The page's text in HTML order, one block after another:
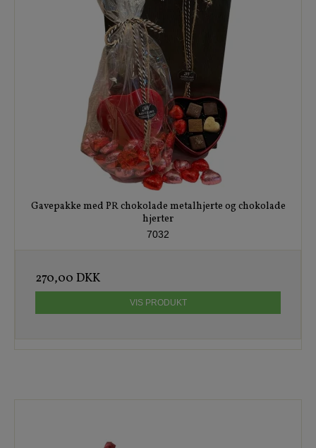
Gavepakke med PR chokolade metalhjerte og chokolade
hjerter
7032
270,00 DKK
VIS PRODUKT